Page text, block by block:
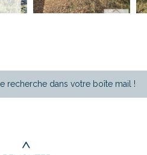
recherche dans votre boîte mail !